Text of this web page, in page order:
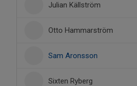
Julian Källström
Otto Hammarström
Sam Aronsson
Sixten Ryberg